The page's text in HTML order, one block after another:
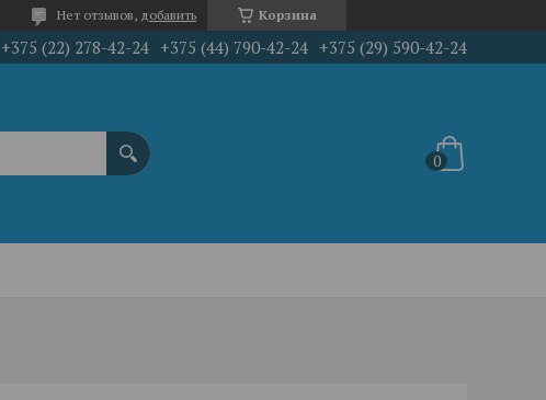
Корзина
Нет отзывов, добавить
+375 (22) 278-42-24 +375 (44) 790-42-24 +375 (29) 590-42-24